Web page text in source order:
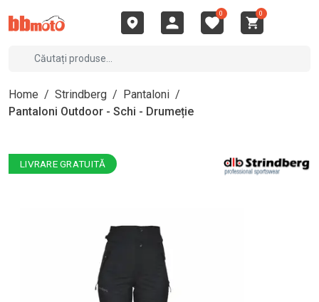
0 0
Home / Strindberg / Pantaloni /
Pantaloni Outdoor - Schi - Drumeție
LIVRARE GRATUITĂ